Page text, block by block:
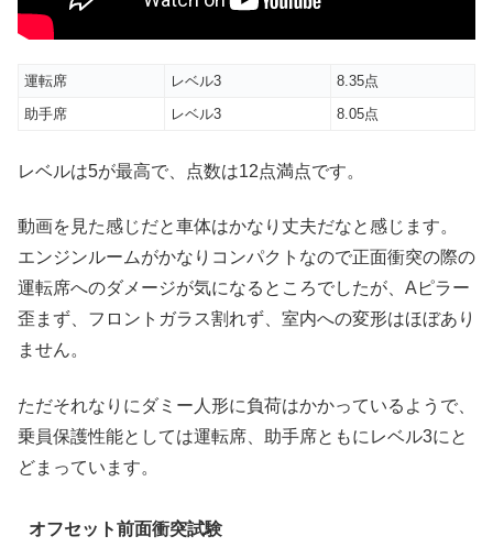
運転席 レベル3
8.35点
助手席
レベル3 8.05点
レベルは5が最高で、点数は12点満点です。
動画を見た感じだと車体はかなり丈夫だなと感じます。
エンジンルームがかなりコンパクトなので正面衝突の際の
運転席へのダメージが気になるところでしたが、Aピラー
歪まず、フロントガラス割れず、室内への変形はほぼあり
ません。
ただそれなりにダミー人形に負荷はかかっているようで、
乗員保護性能としては運転席、助手席ともにレベル3にと
どまっています。
オフセット前面衝突試験